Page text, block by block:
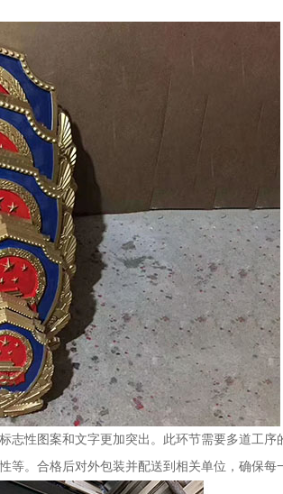
性图案和文字更加突出。此环节需要多道工序
。合格后对外包装并配送到相关单位，确保每